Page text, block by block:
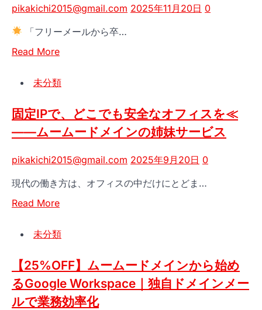
う
わ
り！」
AI
な
た
時
間
を
劇
に
放
す
る！
Gemini
pikakichi2015@gmail.com 2025年11月20日 0
「フリーメールから卒…
Read MoreRead
about
ム
ー
メ
イ
ン
で
め
独
自
ド
メ
未分類
固定IPで、どこでも安全なオフィスを≪
——ムームードメインの姉妹サービス
pikakichi2015@gmail.com 2025年9月20日 0
現代の働き方は、オフィスの中だけにとどま…
Read MoreRead
about
定
IP
で、
ど
未分類
【25%OFF】ムームードメインから始め
るGoogle Workspace｜独自ドメインメー
ルで業務効率化